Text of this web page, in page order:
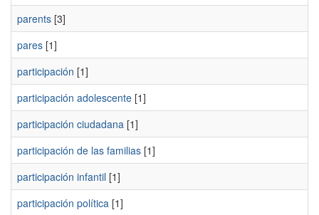
parents [3]
pares [1]
participación [1]
participación adolescente [1]
participación ciudadana [1]
participación de las familias [1]
participación infantil [1]
participación política [1]